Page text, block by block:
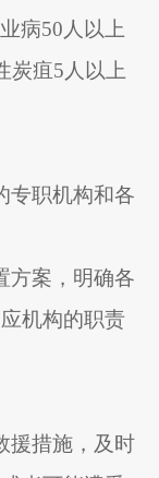
病50 人以上
炭疽5 人以上
专职机构和各
方案，明确各
机构的职责
援措施，及时